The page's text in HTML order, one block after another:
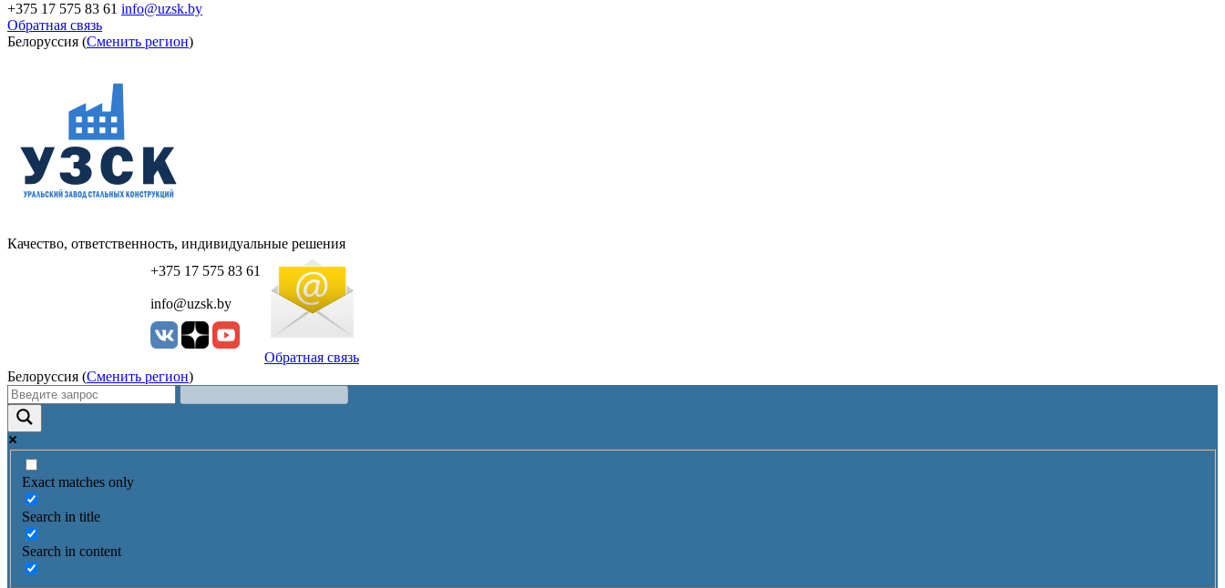
+375 17 575 83 61 info@uzsk.by
Обратная связь
Белоруссия (Сменить регион)
Качество, ответственность, индивидуальные решения
+375 17 575 83 61
info@uzsk.by
Обратная связь
Белоруссия (Сменить регион)
Exact matches only
Search in title
Search in content